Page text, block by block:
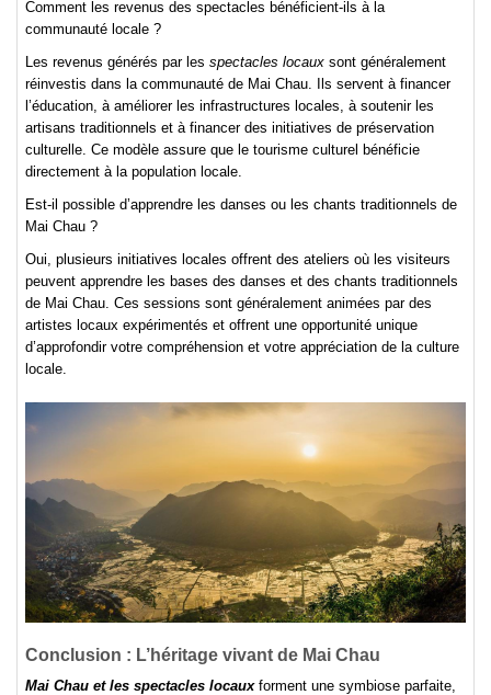
Comment les revenus des spectacles bénéficient-ils à la
communauté locale ?
Les revenus générés par les spectacles locaux sont généralement
réinvestis dans la communauté de Mai Chau. Ils servent à financer
l’éducation, à améliorer les infrastructures locales, à soutenir les
artisans traditionnels et à financer des initiatives de préservation
culturelle. Ce modèle assure que le tourisme culturel bénéficie
directement à la population locale.
Est-il possible d’apprendre les danses ou les chants traditionnels de
Mai Chau ?
Oui, plusieurs initiatives locales offrent des ateliers où les visiteurs
peuvent apprendre les bases des danses et des chants traditionnels
de Mai Chau. Ces sessions sont généralement animées par des
artistes locaux expérimentés et offrent une opportunité unique
d’approfondir votre compréhension et votre appréciation de la culture
locale.
Conclusion : L’héritage vivant de Mai Chau
Mai Chau et les spectacles locauxforment une symbiose parfaite,